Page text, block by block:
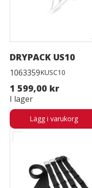
DRYPACK US10
1063359KUSC10
1 599,00 kr
I lager
Lägg i varukorg